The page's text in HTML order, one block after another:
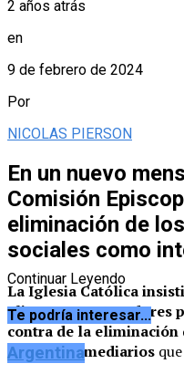
2 años atrás
en
9 de febrero de 2024
Por
NICOLAS PIERSON
En un nuevo
Comisión
eliminación de
sociales como
La Iglesia Católica
alimentos a comedores
contra de la
como intermediarios
Continuar Leyendo
Te podría interesar...
Argentina